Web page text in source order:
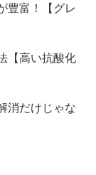
豊富！【グレ
【高い抗酸化
消だけじゃな